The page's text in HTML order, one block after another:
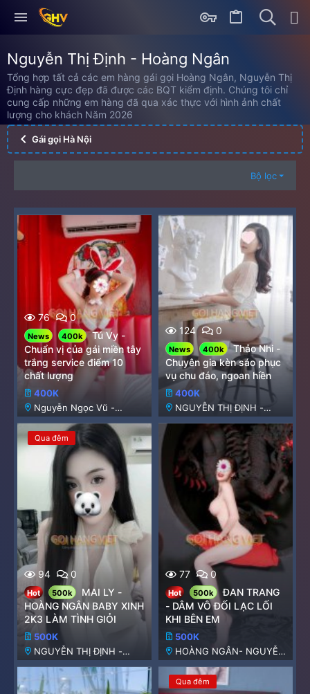
Nguyễn Thị Định - Hoàng Ngân
Tổng hợp tất cả các em hàng gái gọi Hoàng Ngân, Nguyễn Thị
Định hàng cực đẹp đã được các BQT kiểm định. Chúng tôi chỉ
cung cấp những em hàng đã qua xác thực với hình ảnh chất
lượng cho khách Năm 2026
Gái gọi Hà Nội
Bộ lọc
76 0
News 400k
Tú Vy -
Chuẩn vị của gái miền tây
trắng service điểm 10
chất lượng
400K
Nguyễn Ngọc Vũ -
Hoàng Ngân
124 0
News 400k
Thảo Nhi -
Chuyên gia kèn sáo phục
vụ chu đáo, ngoan hiền
400K
NGUYỄN THỊ ĐỊNH -
HOÀNG NGÂN
Qua đêm
94 0
Hot 500k
MAI LY -
HOÀNG NGÂN BABY XINH
2K3 LÀM TÌNH GIỎI
500K
NGUYỄN THỊ ĐỊNH -
HOÀNG NGÂN
77 0
Hot 500k
ĐAN TRANG
- DÂM VÔ ĐỐI LẠC LỐI
KHI BÊN EM
500K
HOÀNG NGÂN- NGUYỄN
THỊ ĐỊNH
Qua đêm